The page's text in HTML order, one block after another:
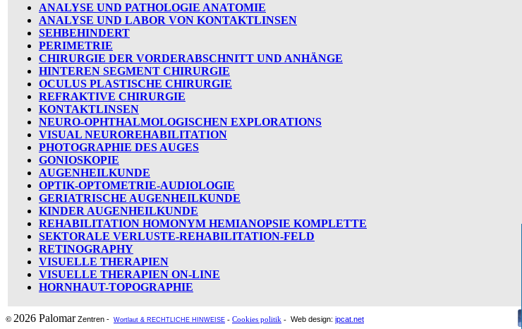
ANALYSE UND PATHOLOGIE ANATOMIE
ANALYSE UND LABOR VON KONTAKTLINSEN
SEHBEHINDERT
PERIMETRIE
CHIRURGIE DER VORDERABSCHNITT UND ANHÄNGE
HINTEREN SEGMENT CHIRURGIE
OCULUS PLASTISCHE CHIRURGIE
REFRAKTIVE CHIRURGIE
KONTAKTLINSEN
NEURO-OPHTHALMOLOGISCHEN EXPLORATIONS
VISUAL NEUROREHABILITATION
PHOTOGRAPHIE DES AUGES
GONIOSKOPIE
AUGENHEILKUNDE
OPTIK-OPTOMETRIE-AUDIOLOGIE
GERIATRISCHE AUGENHEILKUNDE
KINDER AUGENHEILKUNDE
REHABILITATION HOMONYM HEMIANOPSIE KOMPLETTE
SEKTORALE VERLUSTE-REHABILITATION-FELD
RETINOGRAPHY
VISUELLE THERAPIEN
VISUELLE THERAPIEN ON-LINE
HORNHAUT-TOPOGRAPHIE
© 2026 PalomarZentren - Wortlaut & RECHTLICHE HINWEISE - Cookies politik - Web design: ipcat.net